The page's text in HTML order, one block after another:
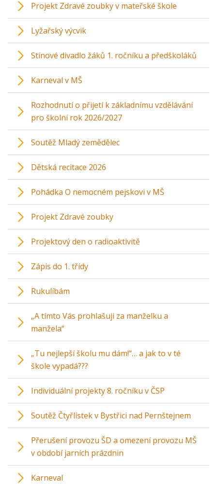
Projekt Zdravé zoubky v mateřské škole
Lyžařský výcvik
Stínové divadlo žáků 1. ročníku a předškoláků
Karneval v MŠ
Rozhodnutí o přijetí k základnímu vzdělávání
pro školní rok 2026/2027
Soutěž Mladý zemědělec
Dětská recitace 2026
Pohádka O nemocném pejskovi v MŠ
Projekt Zdravé zoubky
Projektový den o radioaktivitě
Zápis do 1. třídy
Rukulíbám
„A tímto Vás prohlašuji za manželku a
manžela“
„Tu nejlepší školu mu dám!“… a jak to v té
škole vypadá???
Individuální projekty 8. ročníku v ČSP
Soutěž Čtyřlístek v Bystřici nad Pernštejnem
Přerušení provozu ŠD a omezení provozu MŠ
v období jarních prázdnin
Karneval